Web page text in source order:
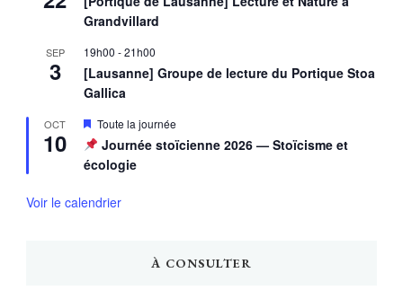
Grandvillard
SEP
3
19h00 -21h00
[Lausanne] Groupe de lecture du Portique Stoa
Gallica
OCT
10
Mis
en
avant
Toute la journée
Journée stoïcienne 2026 — Stoïcisme et
écologie
Voir le calendrier
À CONSULTER